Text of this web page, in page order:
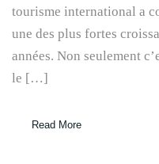
tourisme international a
une des plus fortes
années. Non seulement
le […]
Read More